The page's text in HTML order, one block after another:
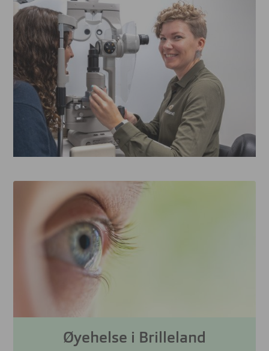
Øyehelse i Brilleland